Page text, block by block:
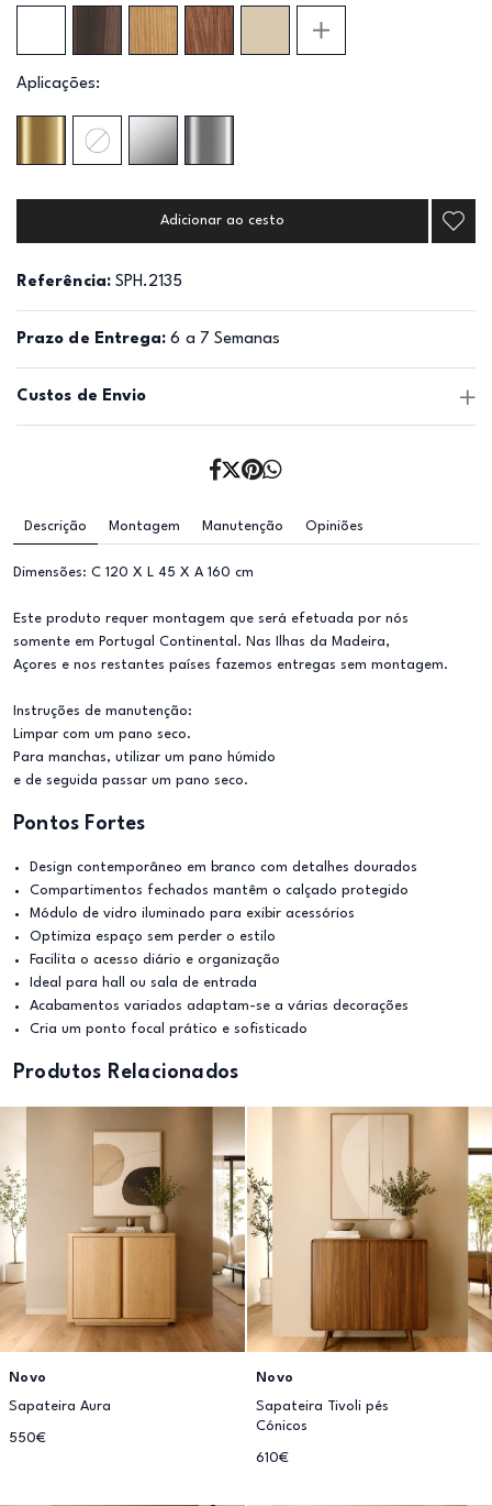
Aplicações:
Adicionar ao cesto
Referência: SPH.2135
Prazo de Entrega: 6 a 7 Semanas
Custos de Envio
Descrição Montagem Manutenção Opiniões
Dimensões: C 120 X L 45 X A 160 cm
Este produto requer montagem que será efetuada por nós
somente em Portugal Continental. Nas Ilhas da Madeira,
Açores e nos restantes países fazemos entregas sem montagem.
Instruções de manutenção:
Limpar com um pano seco.
Para manchas, utilizar um pano húmido
e de seguida passar um pano seco.
Pontos Fortes
Design contemporâneo em branco com detalhes dourados
Compartimentos fechados mantêm o calçado protegido
Módulo de vidro iluminado para exibir acessórios
Optimiza espaço sem perder o estilo
Facilita o acesso diário e organização
Ideal para hall ou sala de entrada
Acabamentos variados adaptam-se a várias decorações
Cria um ponto focal prático e sofisticado
Produtos Relacionados
Novo
Sapateira Aura
550€
Novo
Sapateira Tivoli pés
Cónicos
610€